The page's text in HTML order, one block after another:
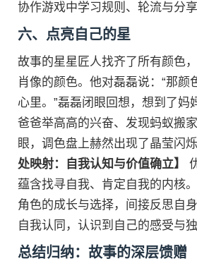
协作游戏中学习规则、轮流与分享
六、点亮自己的星
故事的星星匠人找齐了所有颜色
肖像的颜色。他对磊磊说：“那颜
心里。”磊磊闭眼回想，想到了妈
爸爸举高高的兴奋、发现蚂蚁搬
眼，调色盘上赫然出现了晶莹闪烁
处映射：自我认知与价值确立】
蕴含找寻自我、肯定自我的内核
角色的成长与选择，间接反思自
自我认同，认识到自己的感受与
总结归纳：故事的深层馈赠